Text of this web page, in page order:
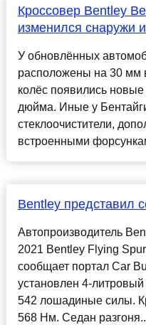
Кроссовер Bentley
изменился снаружи
У обновлённых
расположены на 30 мм
колёс появились
дюйма. Иные у
стеклоочистители,
встроенными
Bentley представил
Автопроизводитель
2021 Bentley Flying
сообщает портал Car
установлен 4-
542 лошадиные силы.
568 Нм. Седан